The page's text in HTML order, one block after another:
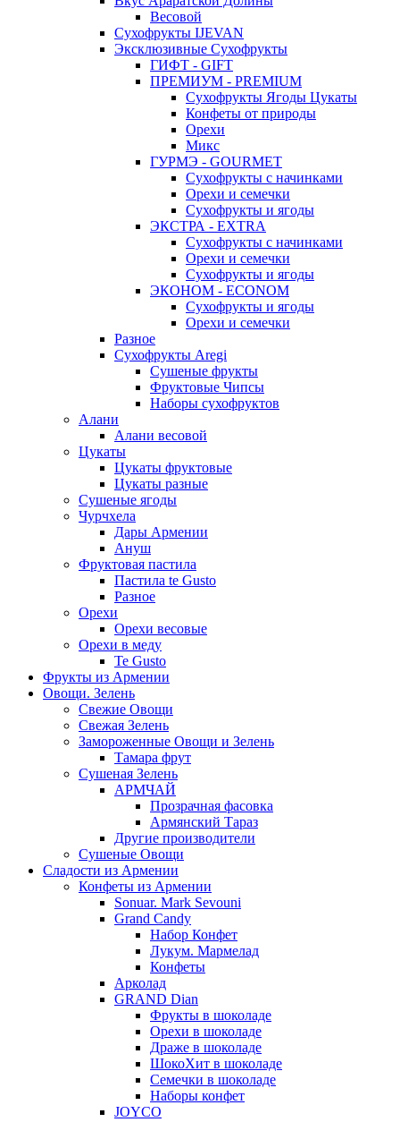
Весовой
Сухофрукты IJEVAN
Эксклюзивные Сухофрукты
ГИФТ - GIFT
ПРЕМИУМ - PREMIUM
Сухофрукты Ягоды Цукаты
Конфеты от природы
Орехи
Микс
ГУРМЭ - GOURMET
Сухофрукты с начинками
Орехи и семечки
Сухофрукты и ягоды
ЭКСТРА - EXTRA
Сухофрукты с начинками
Орехи и семечки
Сухофрукты и ягоды
ЭКОНОМ - ECONOM
Сухофрукты и ягоды
Орехи и семечки
Разное
Сухофрукты Aregi
Сушеные фрукты
Фруктовые Чипсы
Наборы сухофруктов
Алани
Алани весовой
Цукаты
Цукаты фруктовые
Цукаты разные
Сушеные ягоды
Чурчхела
Дары Армении
Ануш
Фруктовая пастила
Пастила te Gusto
Разное
Орехи
Орехи весовые
Орехи в меду
Te Gusto
Фрукты из Армении
Овощи. Зелень
Свежие Овощи
Свежая Зелень
Замороженные Овощи и Зелень
Тамара фрут
Сушеная Зелень
АРМЧАЙ
Прозрачная фасовка
Армянский Тараз
Другие производители
Сушеные Овощи
Сладости из Армении
Конфеты из Армении
Sonuar. Mark Sevouni
Grand Candy
Набор Конфет
Лукум. Мармелад
Конфеты
Арколад
GRAND Dian
Фрукты в шоколаде
Орехи в шоколаде
Драже в шоколаде
ШокоХит в шоколаде
Семечки в шоколаде
Наборы конфет
JOYCO